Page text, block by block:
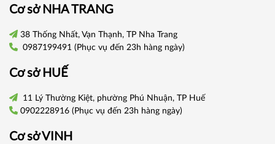
Cơ sởNHA TRANG
38 Thống Nhất, Vạn Thạnh, TP Nha Trang
0987199491(Phục vụ đến 23h hàng ngày)
Cơ sởHUẾ
11 Lý Thường Kiệt, phường Phú Nhuận, TP Huế
0902228916(Phục vụ đến 23h hàng ngày)
Cơ sở VINH